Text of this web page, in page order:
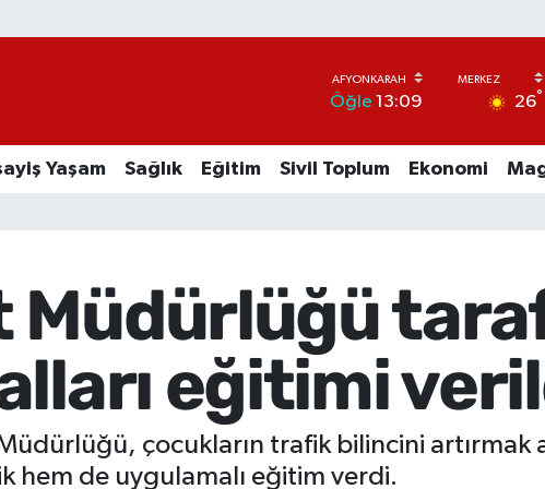
Öğle 13:09 26°
Yaşam Sağlık Eğitim Sivil Toplum Ekonomi
Müdürlüğü
eğitimi
çocukların trafik bilincini artırmak
hem de uygulamalı eğitim verdi.